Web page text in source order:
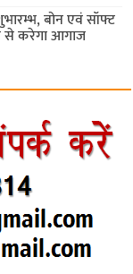
बोन एवं सॉफ्ट
से करेगा आगाज